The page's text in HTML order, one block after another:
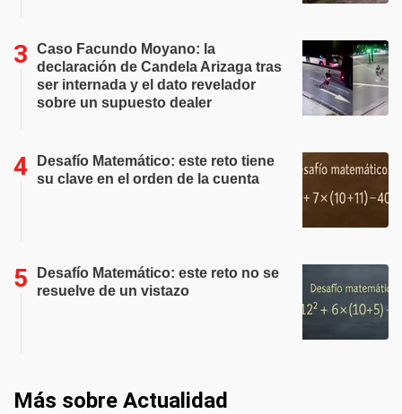
Caso Facundo Moyano: la
declaración de Candela Arizaga tras
ser internada y el dato revelador
sobre un supuesto dealer
Desafío Matemático: este reto tiene
su clave en el orden de la cuenta
Desafío Matemático: este reto no se
resuelve de un vistazo
Más sobre Actualidad